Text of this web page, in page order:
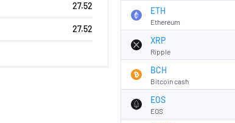
27.52
27.52
ETH
Ethereum
XRP
Ripple
BCH
Bitcoin cash
EOS
EOS